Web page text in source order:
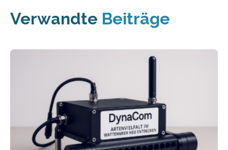
Verwandte Beiträge